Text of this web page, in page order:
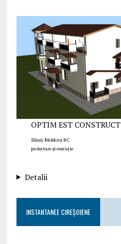
OPTIM EST CONSTRUCT
Slănic Moldova BC
proiectare și execuție
Detalii
INSTANTANEE CIREȘOIENE